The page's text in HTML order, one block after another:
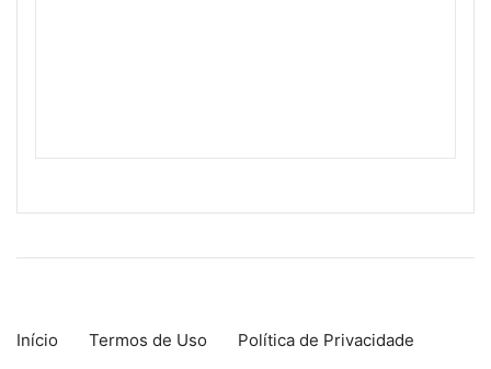
Início Termos de Uso Política de Privacidade